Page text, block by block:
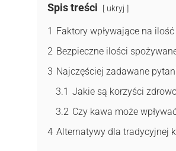
Spis treści ukryj
1 Faktory wpływające na
2 Bezpieczne ilości
3 Najczęściej zadawane
3.1 Jakie są korzyści
3.2 Czy kawa może
4 Alternatywy dla tradycyjnej